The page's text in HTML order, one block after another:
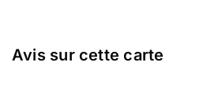
Avis sur cette carte